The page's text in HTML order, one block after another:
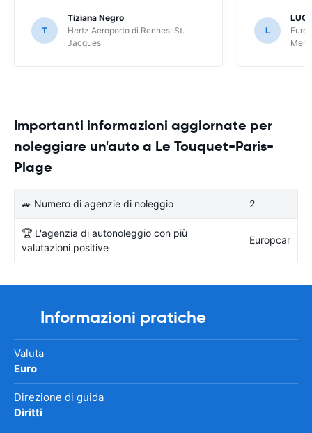
T
Tiziana Negro
Hertz Aeroporto di Rennes-St.
Jacques
L
Importanti informazioni aggiornate per
noleggiare un'auto a Le Touquet-Paris-
Plage
🚙 Numero di agenzie di noleggio 2
🏆 L'agenzia di autonoleggio con più
valutazioni positive
Europcar
Informazioni pratiche
Valuta
Euro
Direzione di guida
Diritti